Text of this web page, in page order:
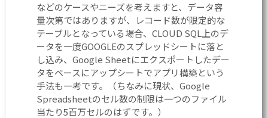
などのケースやニーズを考えますと、データ容
量次第ではありますが、レコード数が限定的な
テーブルとなっている場合、CLOUD SQL上のデ
ータを一度GOOGLEのスプレッドシートに落と
し込み、Google Sheetにエクスポートしたデー
タをベースにアップシートでアプリ構築という
手法も一考です。（ちなみに現状、Google
Spreadsheetのセル数の制限は一つのファイル
当たり5百万セルのはずです。）